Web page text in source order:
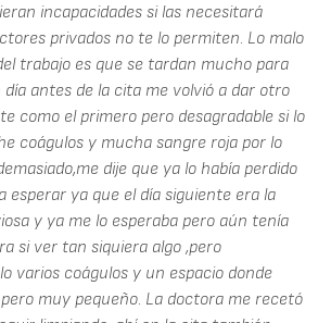
incapacidades si las necesitará
privados no te lo permiten. Lo malo
trabajo es que se tardan mucho para
día antes de la cita me volvió a dar otro
como el primero pero desagradable si lo
coágulos y mucha sangre roja por lo
dije que ya lo había perdido
esperar ya que el día siguiente era la
y ya me lo esperaba pero aún tenía
si ver tan siquiera algo ,pero
varios coágulos y un espacio donde
muy pequeño. La doctora me recetó